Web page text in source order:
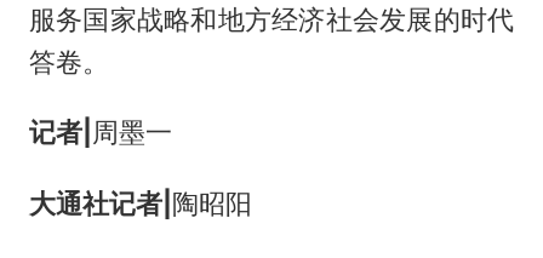
服务国家战略和地方经济社会发展的时代
答卷。
记者| 周墨一
大通社记者| 陶昭阳